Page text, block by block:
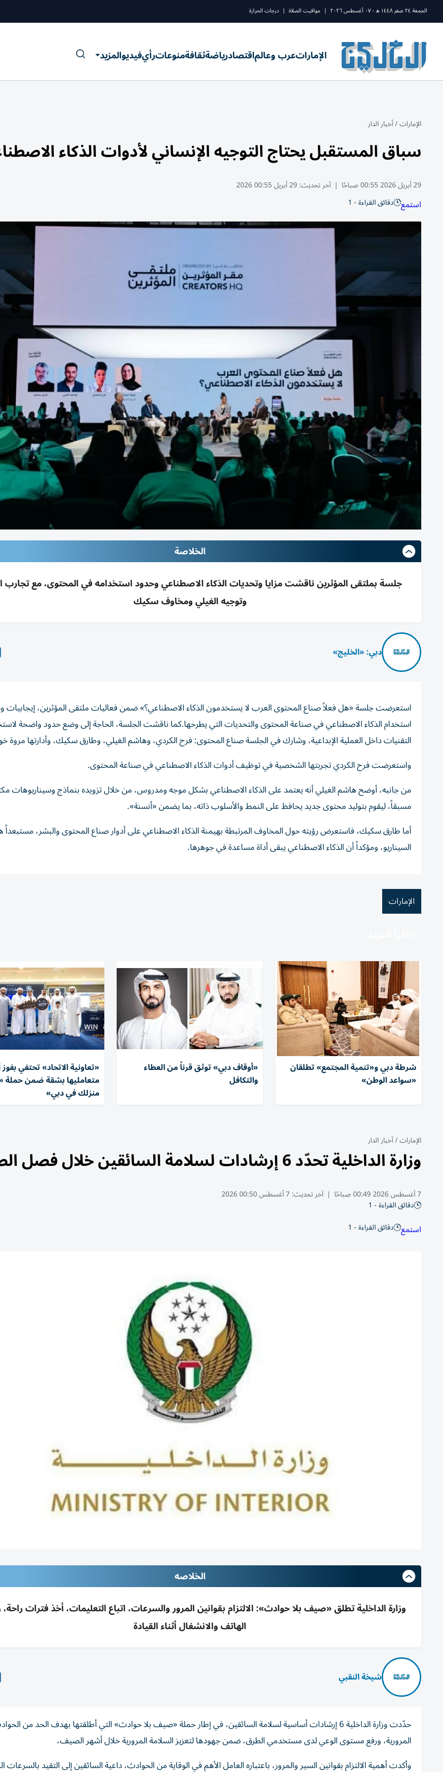
الجمعة ٢٤ صفر ١٤٤٨ ه - ٠٧ أغسطس ٢٠٢٦ | مواقيت الصلاة | درجات الحرارة
الإماراتعرب وعالماقتصادرياضةثقافةمنوعاترأيفيديوالمزيد
الإمارات/أخبار الدار
سباق المستقبل يحتاج التوجيه الإنساني لأدوات الذكاء
29 أبريل 2026 00:55 صباحًا | آخر تحديث:29 أبريل 00:55 2026
استمع دقائق القراءة - 1
الخلاصة
جلسة بملتقى المؤثرين ناقشت مزايا وتحديات الذكاء الاصطناعي وحدود استخدامه في المحتوى، مع تجارب
وتوجيه الغيلي ومخاوف سكيك
دبي: «الخليج»
استعرضت جلسة «هل فعلاً صناع المحتوى العرب لا يستخدمون الذكاء الاصطناعي؟» ضمن فعاليات ملتقى المؤثرين، إيجابيات
استخدام الذكاء الاصطناعي في صناعة المحتوى والتحديات التي يطرحها.كما ناقشت الجلسة، الحاجة إلى وضع حدود واضحة
التقنيات داخل العملية الإبداعية، وشارك في الجلسة صناع المحتوى: فرح الكردي، وهاشم الغيلي، وطارق سكيك، وأدارتها
واستعرضت فرح الكردي تجربتها الشخصية في توظيف أدوات الذكاء الاصطناعي في صناعة المحتوى.
من جانبه، أوضح هاشم الغيلي أنه يعتمد على الذكاء الاصطناعي بشكل موجه ومدروس، من خلال تزويده بنماذج وسيناريوهات
مسبقاً، ليقوم بتوليد محتوى جديد يحافظ على النمط والأسلوب ذاته، بما يضمن «أنسنة».
أما طارق سكيك، فاستعرض رؤيته حول المخاوف المرتبطة بهيمنة الذكاء الاصطناعي على أدوار صناع المحتوى والبشر، مستبعداً
السيناريو، ومؤكداً أن الذكاء الاصطناعي يبقى أداة مساعدة في جوهرها.
الإمارات
شرطة دبي و«تنمية المجتمع» تطلقان
«سواعد الوطن»
«أوقاف دبي» توثق قرناً من العطاء
والتكافل
«تعاونية الاتحاد» تحتفي
متعامليها بشقة ضمن حملة
منزلك في دبي»
الإمارات/أخبار الدار
وزارة الداخلية تحدّد 6 إرشادات لسلامة السائقين خلال فصل الصيف
7 أغسطس 2026 00:49 صباحًا | آخر تحديث:7 أغسطس 00:50 2026
دقائق القراءة - 1
استمع دقائق القراءة - 1
الخلاصه
وزارة الداخلية تطلق «صيف بلا حوادث»: الالتزام بقوانين المرور والسرعات، اتباع التعليمات، أخذ فترات
الهاتف والانشغال أثناء القيادة
شيخة النقبي
حدّدت وزارة الداخلية 6 إرشادات أساسية لسلامة السائقين، في إطار حملة «صيف بلا حوادث» التي أطلقتها بهدف الحد من
المرورية، ورفع مستوى الوعي لدى مستخدمي الطرق، ضمن جهودها لتعزيز السلامة المرورية خلال أشهر الصيف،
وأكدت أهمية الالتزام بقوانين السير والمرور، باعتباره العامل الأهم في الوقاية من الحوادث، داعية السائقين إلى التقيد بالسرعات